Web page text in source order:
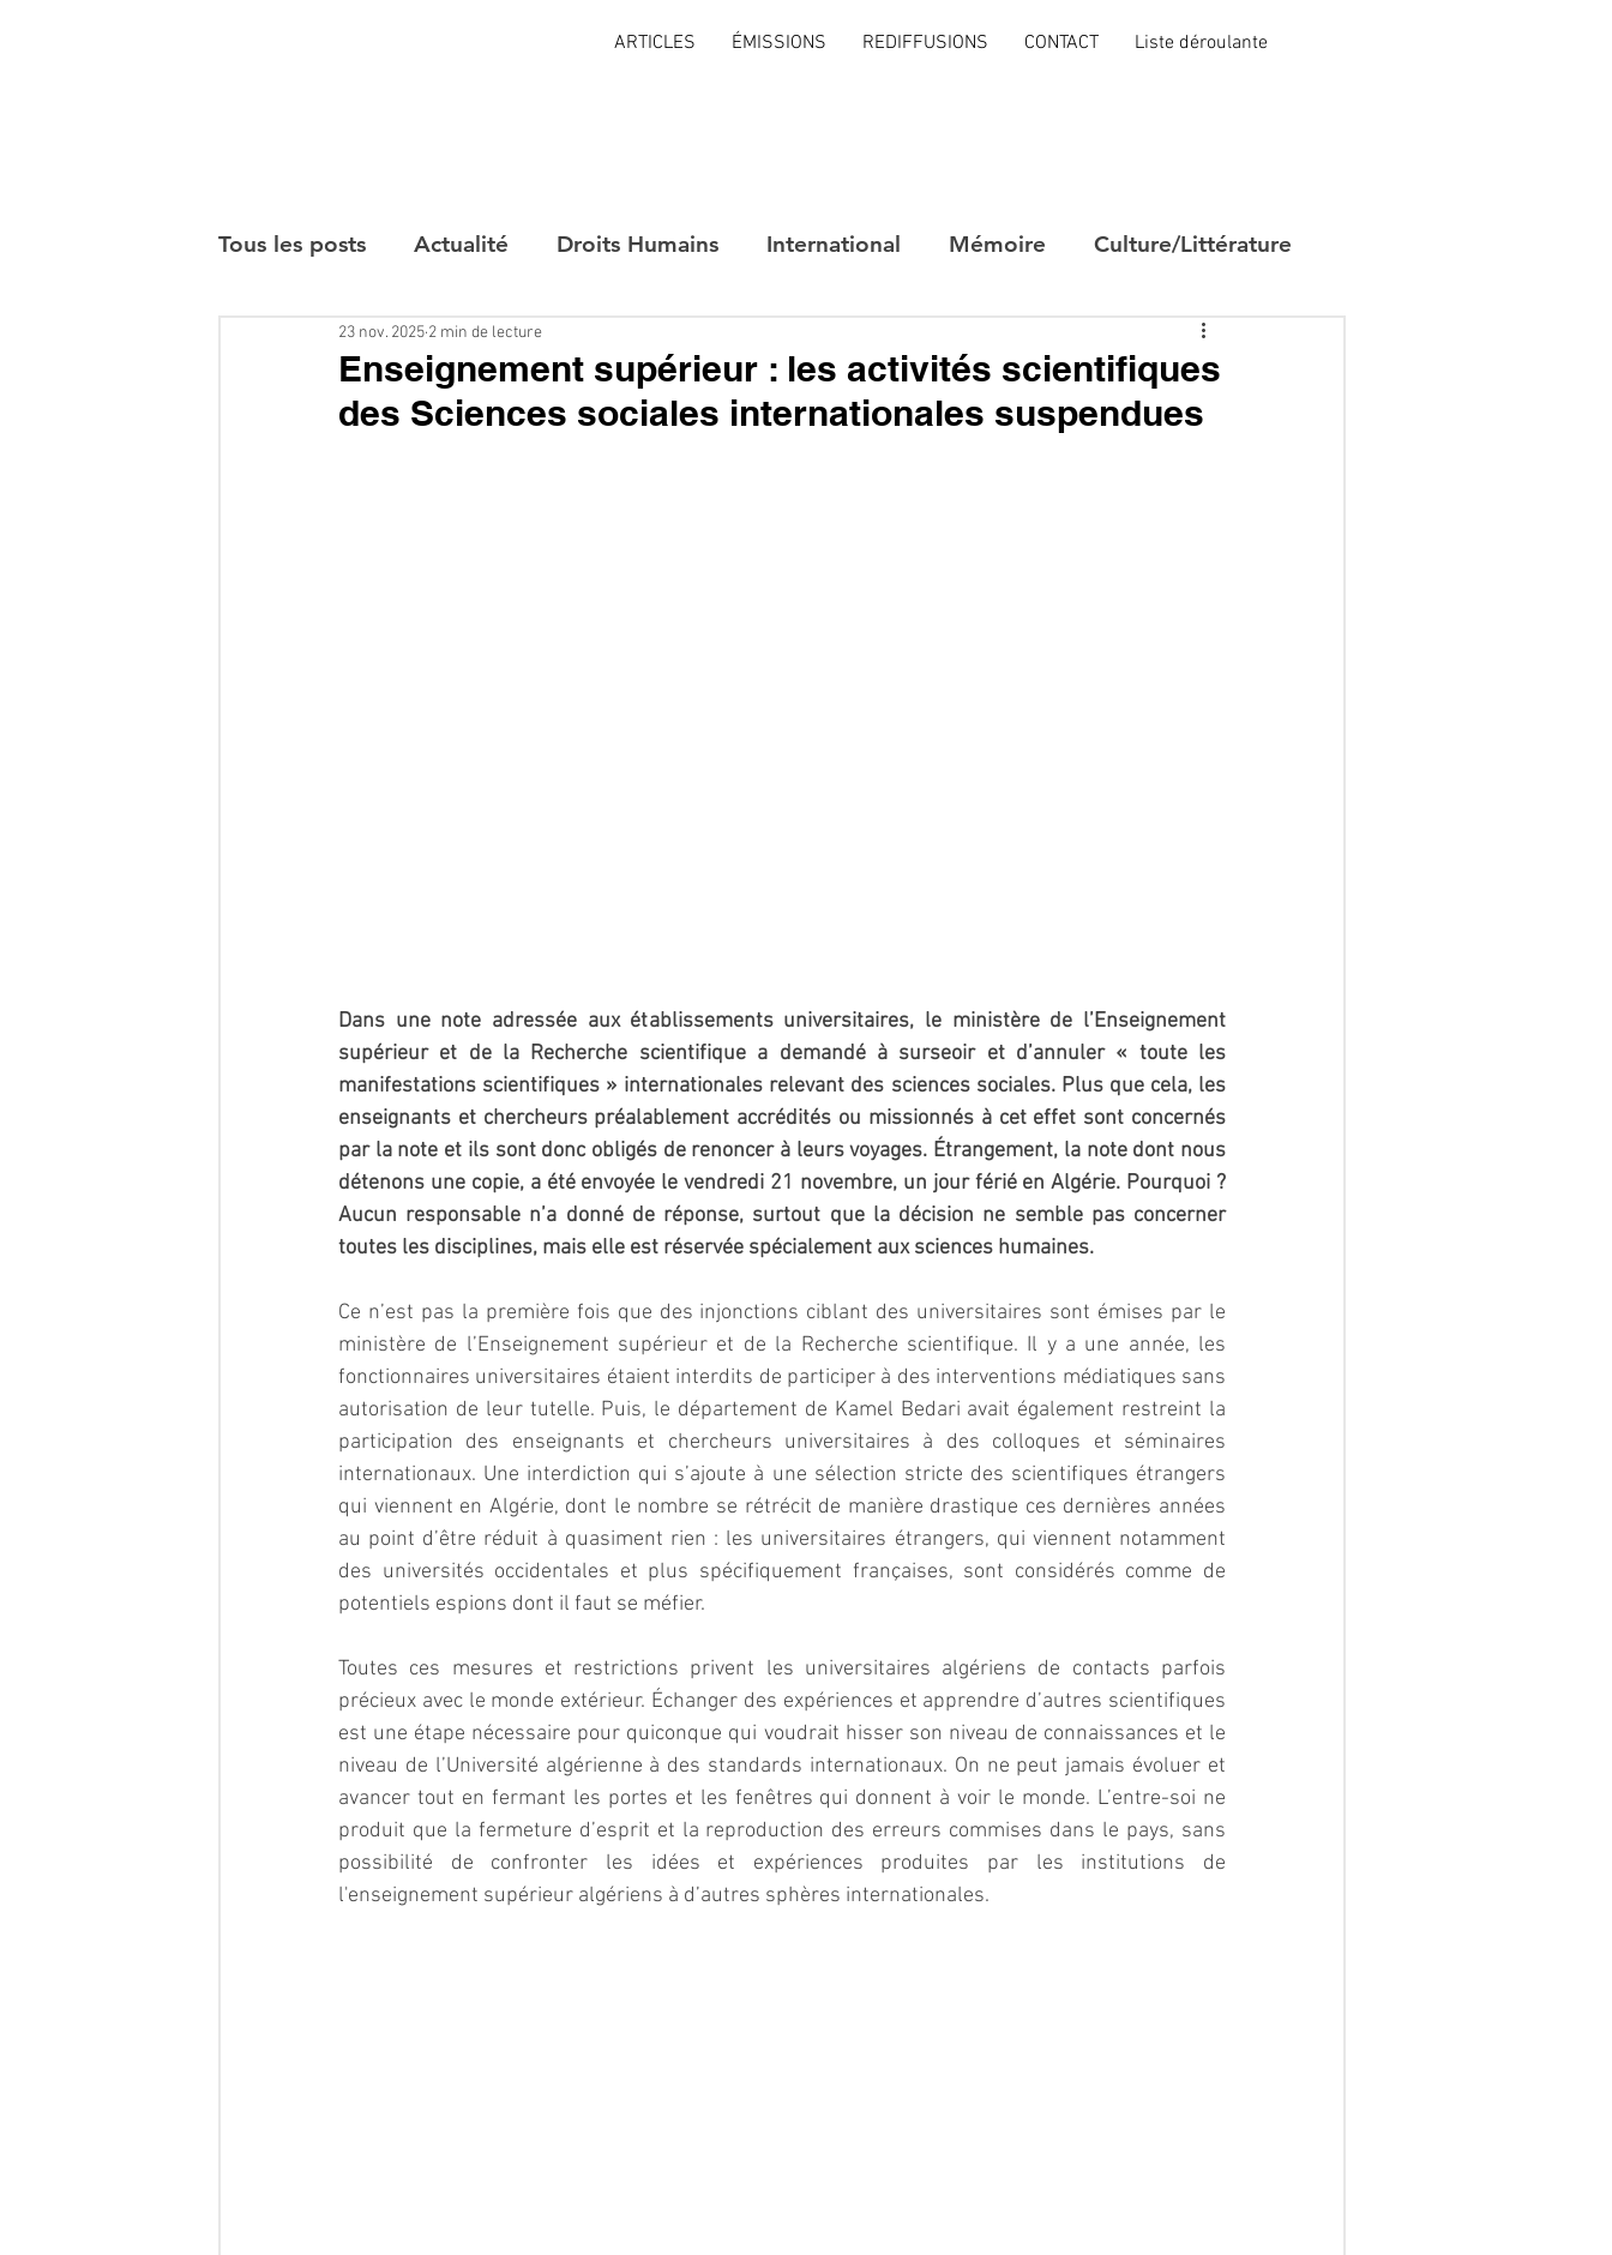
ARTICLES ÉMISSIONS REDIFFUSIONS CONTACT Liste déroulante
Tous les posts Actualité Droits Humains International Mémoire Culture/Littérature
Interviews
Enseignement supérieur : les activités scientifiques
des Sciences sociales internationales suspendues
23 nov. 2025 2 min de lecture
Dans une note adressée aux établissements universitaires, le ministère de l’Enseignement
supérieur et de la Recherche scientifique a demandé à surseoir et d’annuler « toute les
manifestations scientifiques » internationales relevant des sciences sociales. Plus que cela, les
enseignants et chercheurs préalablement accrédités ou missionnés à cet effet sont concernés
par la note et ils sont donc obligés de renoncer à leurs voyages. Étrangement, la note dont nous
détenons une copie, a été envoyée le vendredi 21 novembre, un jour férié en Algérie. Pourquoi ?
Aucun responsable n’a donné de réponse, surtout que la décision ne semble pas concerner
toutes les disciplines, mais elle est réservée spécialement aux sciences humaines.
Ce n’est pas la première fois que des injonctions ciblant des universitaires sont émises par le
ministère de l’Enseignement supérieur et de la Recherche scientifique. Il y a une année, les
fonctionnaires universitaires étaient interdits de participer à des interventions médiatiques sans
autorisation de leur tutelle. Puis, le département de Kamel Bedari avait également restreint la
participation des enseignants et chercheurs universitaires à des colloques et séminaires
internationaux. Une interdiction qui s’ajoute à une sélection stricte des scientifiques étrangers
qui viennent en Algérie, dont le nombre se rétrécit de manière drastique ces dernières années
au point d’être réduit à quasiment rien : les universitaires étrangers, qui viennent notamment
des universités occidentales et plus spécifiquement françaises, sont considérés comme de
potentiels espions dont il faut se méfier.
Toutes ces mesures et restrictions privent les universitaires algériens de contacts parfois
précieux avec le monde extérieur. Échanger des expériences et apprendre d’autres scientifiques
est une étape nécessaire pour quiconque qui voudrait hisser son niveau de connaissances et le
niveau de l’Université algérienne à des standards internationaux. On ne peut jamais évoluer et
avancer tout en fermant les portes et les fenêtres qui donnent à voir le monde. L’entre-soi ne
produit que la fermeture d’esprit et la reproduction des erreurs commises dans le pays, sans
possibilité de confronter les idées et expériences produites par les institutions de
l'enseignement supérieur algériens à d’autres sphères internationales.